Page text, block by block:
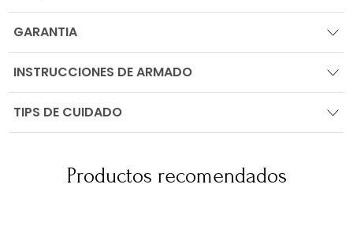
GARANTIA
INSTRUCCIONES DE ARMADO
TIPS DE CUIDADO
Productos recomendados